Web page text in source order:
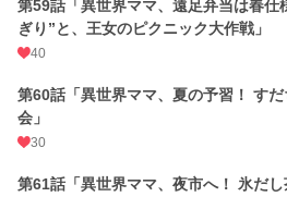
第59話「異世界ママ、遠足弁当は春仕
ぎり”と、王女のピクニック大作戦」
40
第60話「異世界ママ、夏の予習！ す
会」
30
第61話「異世界ママ、夜市へ！ 氷だし